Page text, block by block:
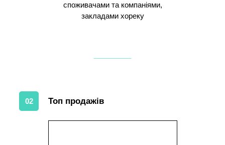
споживачами та компаніями,
закладами хореку
02 Топ продажів